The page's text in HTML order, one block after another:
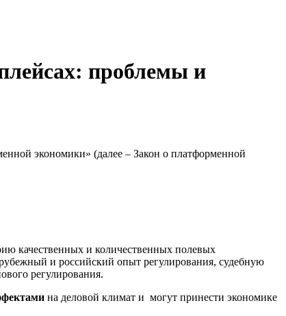
проблемы и
экономики» (далее – Закон о платформенной
качественных и количественных полевых
и российский опыт регулирования, судебную
регулирования.
на деловой климат и могут принести экономике